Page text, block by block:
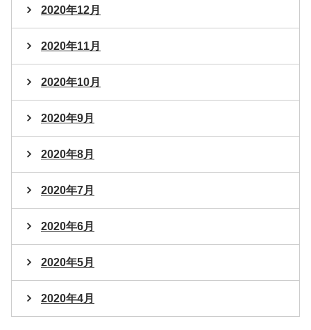
2020年12月
2020年11月
2020年10月
2020年9月
2020年8月
2020年7月
2020年6月
2020年5月
2020年4月